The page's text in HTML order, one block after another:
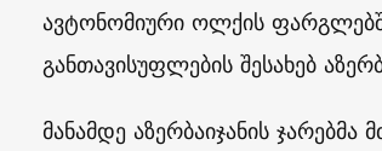
ავტონომიური ოლქის
განთავისუფლების შესახებ
მანამდე აზერბაიჯანის